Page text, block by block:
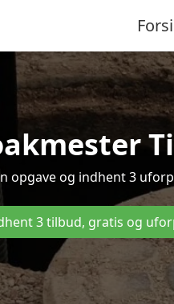
opgave og indhent 3
3 tilbud, gratis og